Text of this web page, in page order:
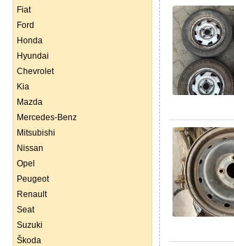
Fiat
Ford
Honda
Hyundai
Chevrolet
Kia
Mazda
Mercedes-Benz
Mitsubishi
Nissan
Opel
Peugeot
Renault
Seat
Suzuki
Škoda